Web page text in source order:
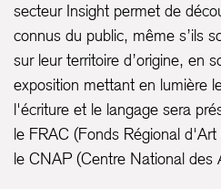
secteur Insight permet de
connus du public, même s’ils
sur leur territoire d’origine, en
exposition mettant en lumière
l'écriture et le langage sera
le FRAC (Fonds Régional
le CNAP (Centre National des